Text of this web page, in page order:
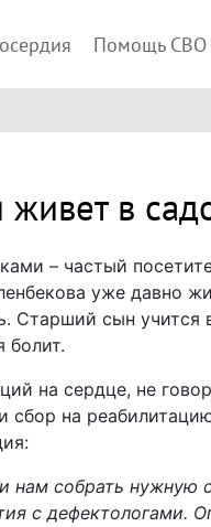
Помощь СВО
в
– частый
уже давно
Старший сын
болит.
на сердце, не
на
нам собрать нужную
с дефектологами.